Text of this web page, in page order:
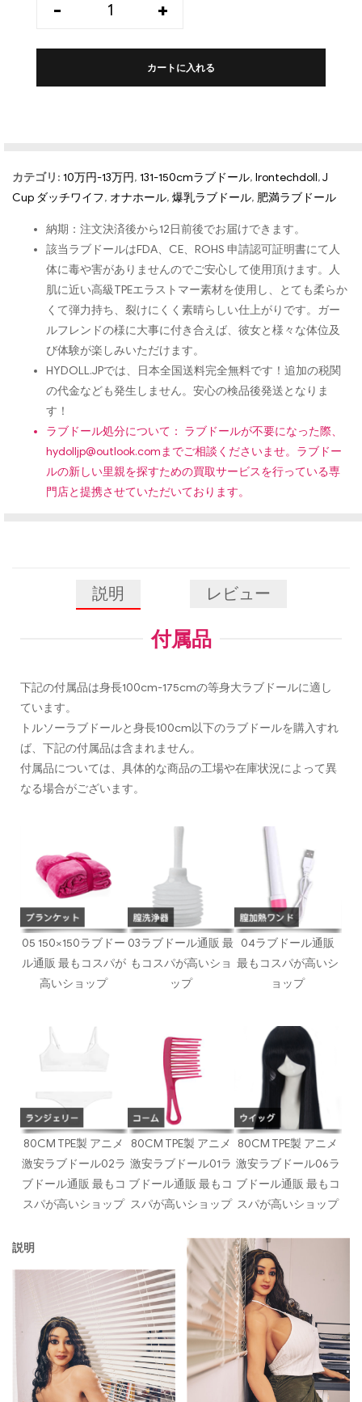
- +
カートに入れる
カテゴリ: 10万円-13万円, 131-150cmラブドール, Irontechdoll,J
Cup ダッチワイフ, オナホール, 爆乳ラブドール, 肥満ラブドール
納期：注文決済後から12日前後でお届けできます。
該当ラブドールはFDA、CE、ROHS 申請認可証明書にて人
体に毒や害がありませんのでご安心して使用頂けます。人
肌に近い高級TPEエラストマー素材を使用し、とても柔らか
くて弾力持ち、裂けにくく素晴らしい仕上がりです。ガー
ルフレンドの様に大事に付き合えば、彼女と様々な体位及
び体験が楽しみいただけます。
HYDOLL.JPでは、日本全国送料完全無料です！追加の税関
の代金なども発生しません。安心の検品後発送となりま
す！
ラブドール処分について： ラブドールが不要になった際、
hydolljp@outlook.comまでご相談くださいませ。ラブドー
ルの新しい里親を探すための買取サービスを行っている専
門店と提携させていただいております。
説明 レビュー
付属品
下記の付属品は身長100cm-175cmの等身大ラブドールに適し
ています。
トルソーラブドールと身長100cm以下のラブドールを購入すれ
ば、下記の付属品は含まれません。
付属品については、具体的な商品の工場や在庫状況によって異
なる場合がございます。
05 150×150ラブドー
ル通販 最もコスパが
高いショップ
03ラブドール通販 最
もコスパが高いショ
ップ
04ラブドール通販
最もコスパが高いシ
ョップ
80CM TPE製 アニメ
激安ラブドール02ラ
ブドール通販 最もコ
スパが高いショップ
80CM TPE製 アニメ
激安ラブドール01ラ
ブドール通販 最もコ
スパが高いショップ
80CM TPE製 アニメ
激安ラブドール06ラ
ブドール通販 最もコ
スパが高いショップ
説明